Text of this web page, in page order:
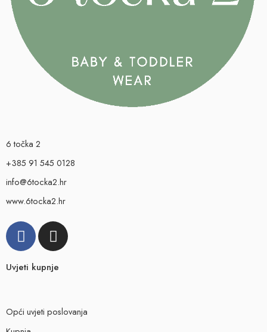
6 točka 2
+385 91 545 0128
info@6tocka2.hr
www.6tocka2.hr
Uvjeti kupnje
Opći uvjeti poslovanja